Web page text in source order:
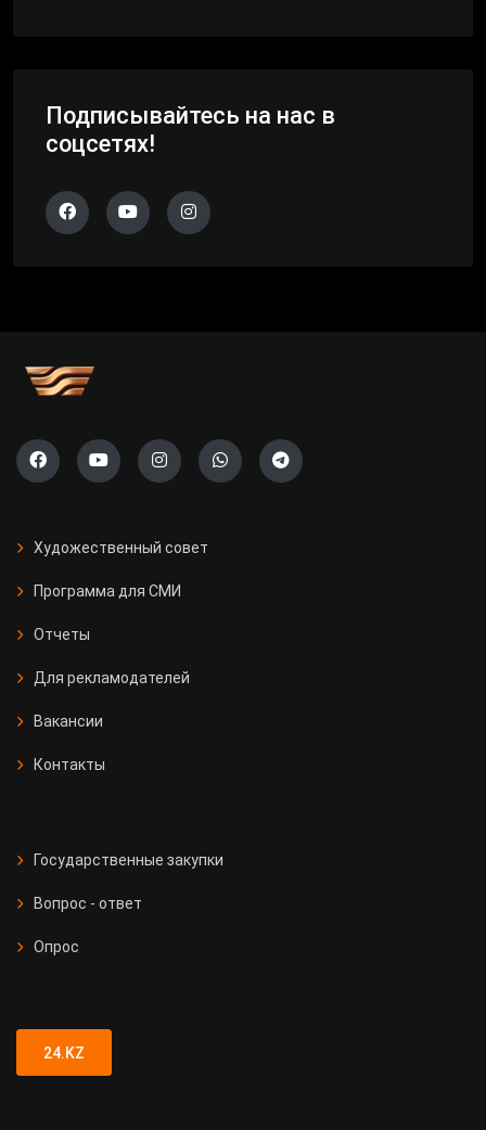
Подписывайтесь на нас в
соцсетях!
Художественный совет
Программа для СМИ
Отчеты
Для рекламодателей
Вакансии
Контакты
Государственные закупки
Вопрос - ответ
Опрос
24.KZ